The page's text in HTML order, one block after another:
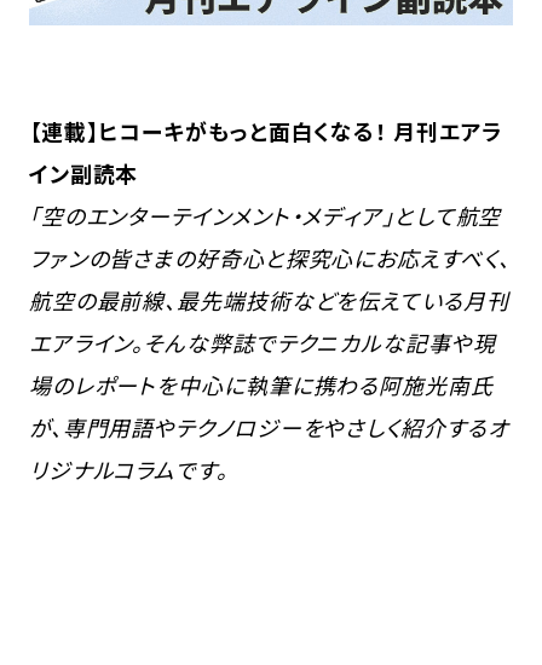
【連載】ヒコーキがもっと面白くなる！ 月刊エアラ
イン副読本
「空のエンターテインメント・メディア」として航空
ファンの皆さまの好奇心と探究心にお応えすべく、
航空の最前線、最先端技術などを伝えている月刊
エアライン。そんな弊誌でテクニカルな記事や現
場のレポートを中心に執筆に携わる阿施光南氏
が、専門用語やテクノロジーをやさしく紹介するオ
リジナルコラムです。